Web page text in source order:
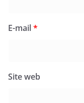
E-mail*
Site web